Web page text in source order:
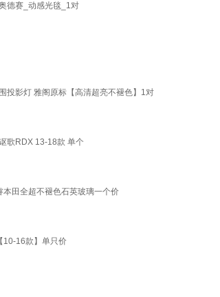
德赛_动感光毯_1对
投影灯 雅阁原标【高清超亮不褪色】1对
歌RDX 13-18款 单个
田全超不褪色石英玻璃一个价
10-16款】单只价